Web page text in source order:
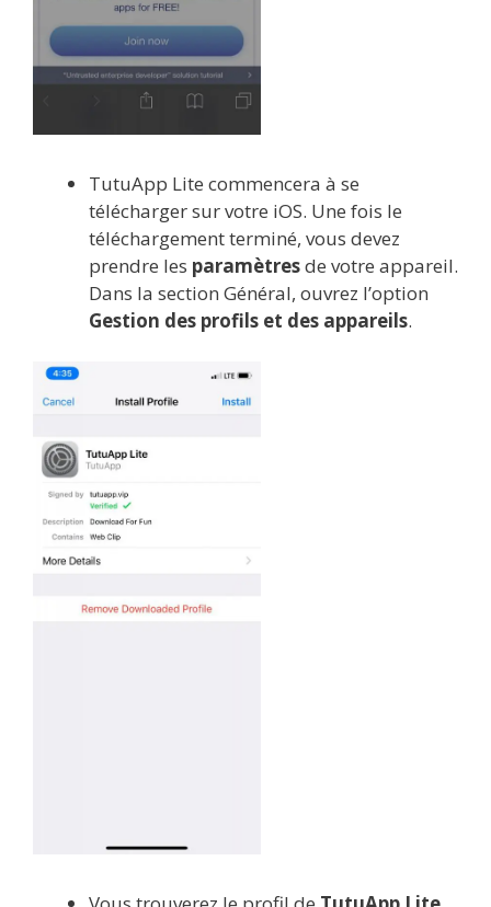
TutuApp Lite commencera à se
télécharger sur votre iOS. Une fois le
téléchargement terminé, vous devez
prendre les paramètresde votre appareil.
Dans la section Général, ouvrez l’option
Gestion des profils et des appareils.